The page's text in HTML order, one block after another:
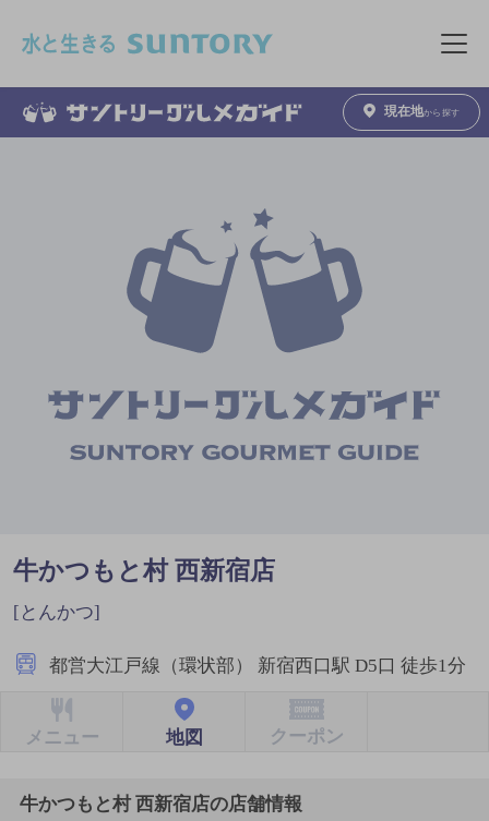
メニュ
現在地から探す
牛かつもと村 西新宿店
[とんかつ]
都営大江戸線（環状部） 新宿西口駅 D5口 徒歩1分
メニュー 地図 クーポン
牛かつもと村 西新宿店の店舗情報